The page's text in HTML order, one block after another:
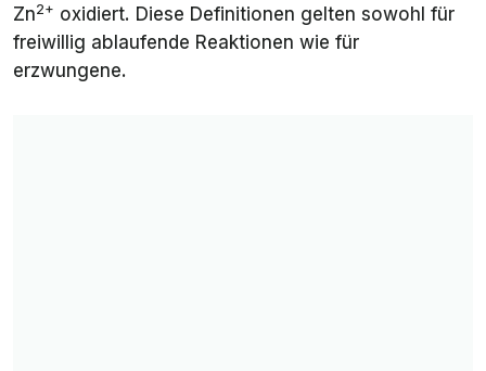
Zn2+ oxidiert. Diese Definitionen gelten sowohl für
freiwillig ablaufende Reaktionen wie für
erzwungene.